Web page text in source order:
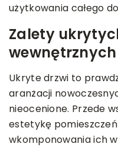
użytkowania całego
Zalety
wewnętrznych
Ukryte drzwi to
aranżacji
nieocenione. Przede
estetykę
wkomponowania ich